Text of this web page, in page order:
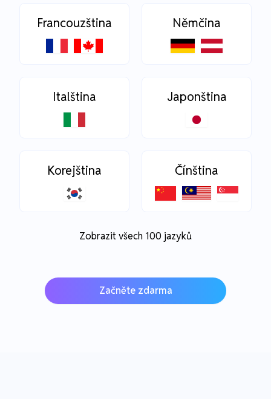
Francouzština Němčina
Italština Japonština
Korejština Čínština
Zobrazit všech 100 jazyků
Začněte zdarma